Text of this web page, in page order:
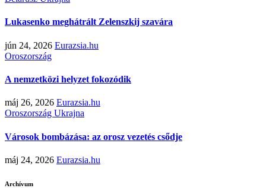
Lukasenko meghátrált Zelenszkij szavára
jún 24, 2026 Eurazsia.hu
Oroszország
A nemzetközi helyzet fokozódik
máj 26, 2026 Eurazsia.hu
Oroszország Ukrajna
Városok bombázása: az orosz vezetés csődje
máj 24, 2026 Eurazsia.hu
Archívum